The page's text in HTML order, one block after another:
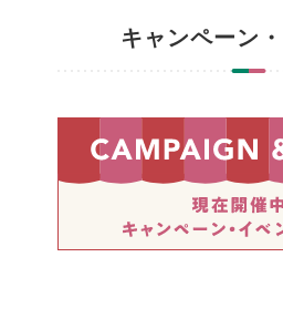
キャンペーン